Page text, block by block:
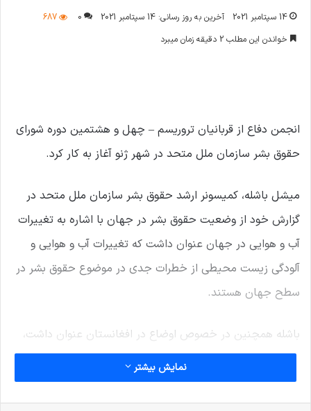
14 سپتامبر 2021 آخرین به روز رسانی: 14 سپتامبر 2021 0
687
خواندن این مطلب 2 دقیقه زمان میبرد
انجمن دفاع از قربانیان تروریسم – چهل و هشتمین دوره شورای
حقوق بشر سازمان ملل متحد در شهر ژنو آغاز به کار کرد.
میشل باشله، کمیسونر ارشد حقوق بشر سازمان ملل متحد در
گزارش خود از وضعیت حقوق بشر در جهان با اشاره به تغییرات
آب و هوایی در جهان عنوان داشت که تغییرات آب و هوایی و
آلودگی زیست محیطی از خطرات جدی در موضوع حقوق بشر در
سطح جهان هستند.
باشله همچنین در خصوص اوضاع در افغانستان عنوان داشت،
حاکمان طالبانی در افغانستان به قول هایی که در خصوص
حقوق افراد داده اند، عمل نکرده اند چرا که زنان را مجبور به
خانه نشینی کرده و دختران را از رفتن به مدرسه بازداشته و
نمایش بیشتر